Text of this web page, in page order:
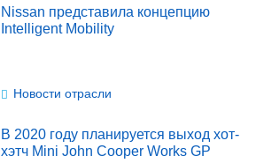
Nissan представила концепцию
Intelligent Mobility
Новости отрасли
В 2020 году планируется выход хот-
хэтч Mini John Cooper Works GP